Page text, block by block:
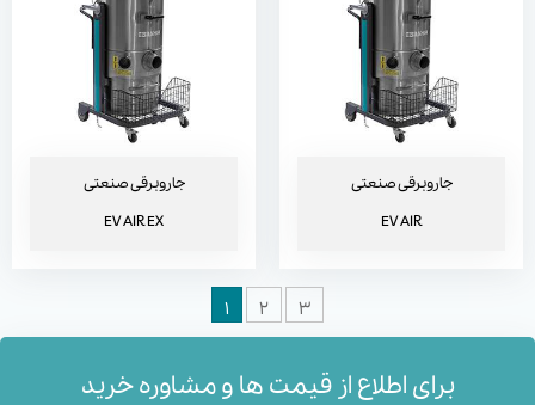
جاروبرقی صنعتی
EV AIR
جاروبرقی صنعتی
EV AIR EX
۱ ۲ ۳
برای اطلاع از قیمت ها و مشاوره خرید